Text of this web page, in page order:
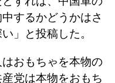
するかどうかはさ
」と投稿した。
おもちゃを本物の
党は本物をおもち